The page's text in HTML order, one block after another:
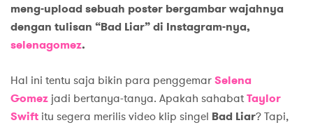
meng-upload sebuah poster bergambar wajahnya
dengan tulisan “Bad Liar” di Instagram-nya,
selenagomez.
Hal ini tentu saja bikin para penggemarSelena
Gomez jadi bertanya-tanya. Apakah sahabatTaylor
Swift itu segera merilis video klip singel Bad Liar? Tapi,